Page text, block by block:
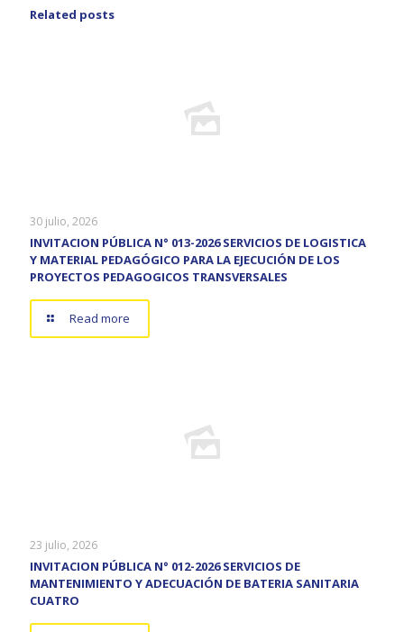
Related posts
30 julio, 2026
INVITACION PÚBLICA N° 013-2026 SERVICIOS DE LOGISTICA
Y MATERIAL PEDAGÓGICO PARA LA EJECUCIÓN DE LOS
PROYECTOS PEDAGOGICOS TRANSVERSALES
Read more
23 julio, 2026
INVITACION PÚBLICA N° 012-2026 SERVICIOS DE
MANTENIMIENTO Y ADECUACIÓN DE BATERIA SANITARIA
CUATRO